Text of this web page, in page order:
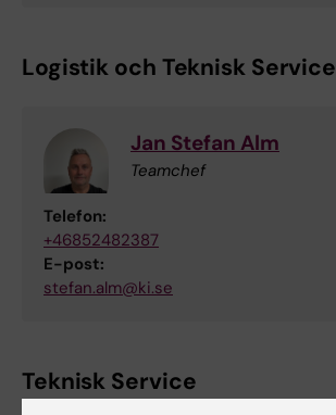
Logistik och Teknisk Service
Jan Stefan Alm
Teamchef
Telefon:
+46852482387
E-post:
stefan.alm@ki.se
Teknisk Service